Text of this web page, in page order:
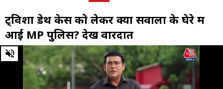
ट्विशा डेथ केस को लेकर क्यों सवालों के घेरे में
आई MP पुलिस? देखें वारदात
0
of